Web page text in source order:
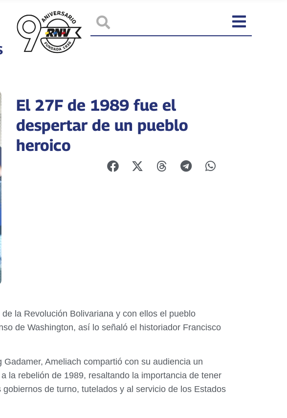
El 27F de 1989 fue el
despertar de un pueblo
heroico
la Revolución Bolivariana y con ellos el pueblo
de Washington, así lo señaló el historiador Francisco
Ameliach compartió con su audiencia un
la rebelión de 1989, resaltando la importancia de tener
de turno, tutelados y al servicio de los Estados